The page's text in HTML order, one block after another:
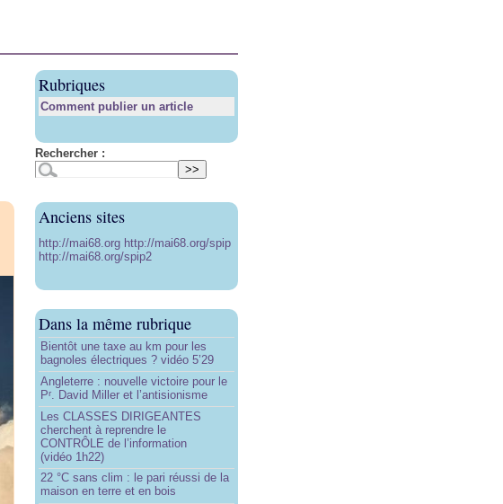
Rubriques
Comment publier un article
Rechercher :
Anciens sites
http://mai68.org http://mai68.org/spip
http://mai68.org/spip2
Dans la même rubrique
Bientôt une taxe au km pour les
bagnoles électriques ? vidéo 5’29
Angleterre : nouvelle victoire pour le
Pr
. David Miller et l’antisionisme
Les CLASSES DIRIGEANTES
cherchent à reprendre le
CONTRÔLE de l’information
(vidéo 1h22)
22 °C sans clim : le pari réussi de la
maison en terre et en bois